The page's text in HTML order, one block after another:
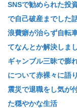
SNSで勧められた投
で自己破産までした
浪費癖が治らず自転
てなんとか解決しまし
ギャンブル三昧で膨
について赤裸々に語
震災で退職をし気が
た穏やかな生活